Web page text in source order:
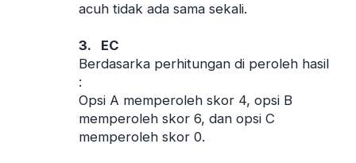
acuh tidak ada sama sekali.
3.
EC
Berdasarka perhitungan di peroleh hasil
:
Opsi A memperoleh skor 4, opsi B
memperoleh skor 6, dan opsi C
memperoleh skor 0.